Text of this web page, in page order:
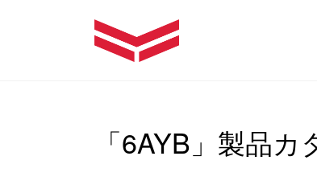
「6AYB」製品